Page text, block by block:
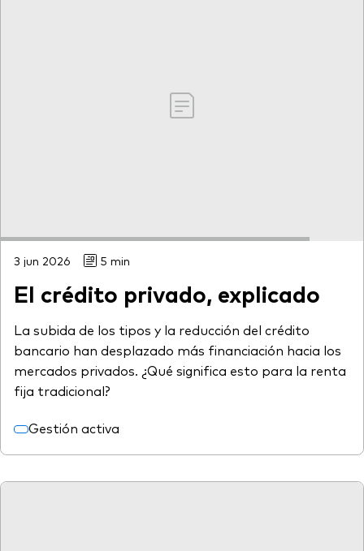
3 jun 2026 5 min
El crédito privado, explicado
La subida de los tipos y la reducción del crédito
bancario han desplazado más financiación hacia los
mercados privados. ¿Qué significa esto para la renta
fija tradicional?
Gestión activa